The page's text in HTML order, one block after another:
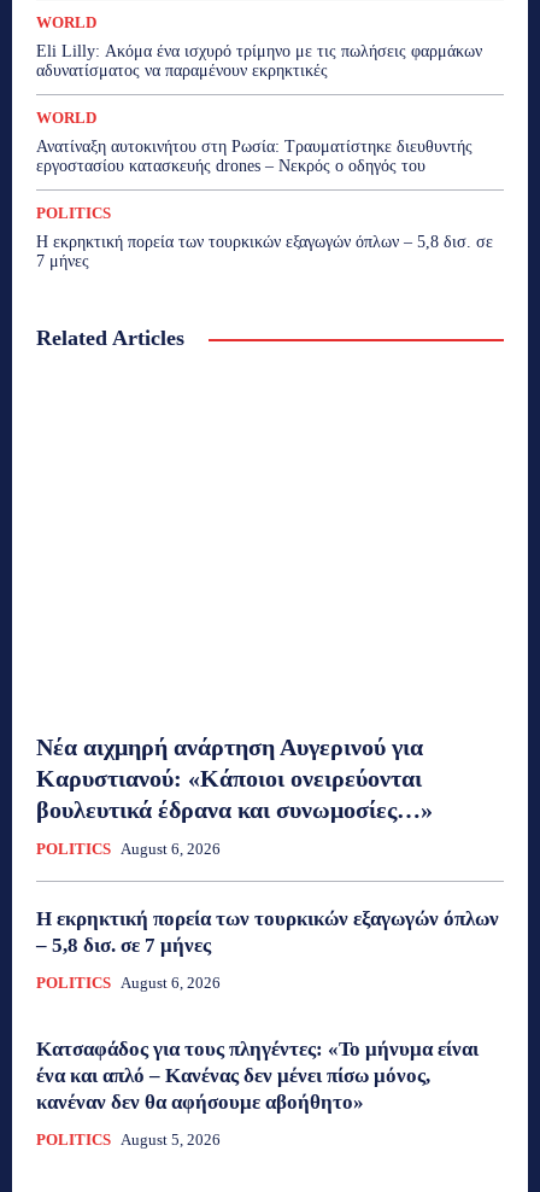
WORLD
Eli Lilly: Ακόμα ένα ισχυρό τρίμηνο με τις πωλήσεις φαρμάκων
αδυνατίσματος να παραμένουν εκρηκτικές
WORLD
Ανατίναξη αυτοκινήτου στη Ρωσία: Τραυματίστηκε διευθυντής
εργοστασίου κατασκευής drones – Νεκρός ο οδηγός του
POLITICS
Η εκρηκτική πορεία των τουρκικών εξαγωγών όπλων – 5,8 δισ. σε
7 μήνες
Related Articles
Νέα αιχμηρή ανάρτηση Αυγερινού για
Καρυστιανού: «Κάποιοι ονειρεύονται
βουλευτικά έδρανα και συνωμοσίες…»
POLITICS August 6, 2026
Η εκρηκτική πορεία των τουρκικών εξαγωγών όπλων
– 5,8 δισ. σε 7 μήνες
POLITICS August 6, 2026
Κατσαφάδος για τους πληγέντες: «Το μήνυμα είναι
ένα και απλό – Κανένας δεν μένει πίσω μόνος,
κανέναν δεν θα αφήσουμε αβοήθητο»
POLITICS August 5, 2026